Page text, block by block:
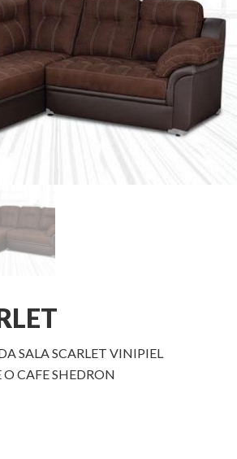
SALA SCARLET VINIPIEL
CAFE SHEDRON